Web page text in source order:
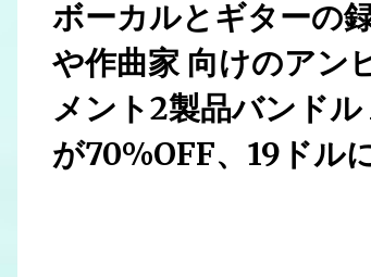
ボーカルとギターの
や作曲家 向けのアン
メント2製品バンド
が70%OFF、19ドル